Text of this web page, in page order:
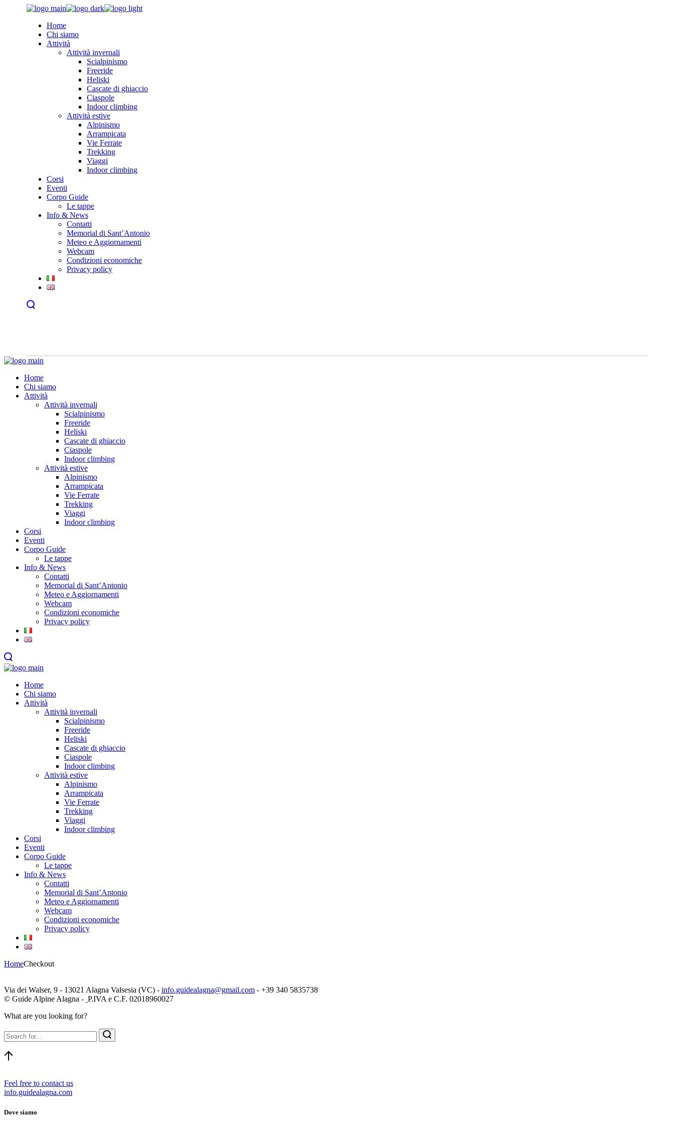
Home
Chi siamo
Attività
Attività invernali
Scialpinismo
Freeride
Heliski
Cascate di ghiaccio
Ciaspole
Indoor climbing
Attività estive
Alpinismo
Arrampicata
Vie Ferrate
Trekking
Viaggi
Indoor climbing
Corsi
Eventi
Corpo Guide
Le tappe
Info & News
Contatti
Memorial di Sant’Antonio
Meteo e Aggiornamenti
Webcam
Condizioni economiche
Privacy policy
Home
Chi siamo
Attività
Attività invernali
Scialpinismo
Freeride
Heliski
Cascate di ghiaccio
Ciaspole
Indoor climbing
Attività estive
Alpinismo
Arrampicata
Vie Ferrate
Trekking
Viaggi
Indoor climbing
Corsi
Eventi
Corpo Guide
Le tappe
Info & News
Contatti
Memorial di Sant’Antonio
Meteo e Aggiornamenti
Webcam
Condizioni economiche
Privacy policy
Home
Chi siamo
Attività
Attività invernali
Scialpinismo
Freeride
Heliski
Cascate di ghiaccio
Ciaspole
Indoor climbing
Attività estive
Alpinismo
Arrampicata
Vie Ferrate
Trekking
Viaggi
Indoor climbing
Corsi
Eventi
Corpo Guide
Le tappe
Info & News
Contatti
Memorial di Sant’Antonio
Meteo e Aggiornamenti
Webcam
Condizioni economiche
Privacy policy
HomeCheckout
Via dei Walser, 9 - 13021 Alagna Valsesia (VC) - info.guidealagna@gmail.com - ​+39 340 5835738
© Guide Alpine Alagna - P.IVA e C.F. 02018960027
What are you looking for?
Feel free to contact us
info.guidealagna.com
Dove siamo